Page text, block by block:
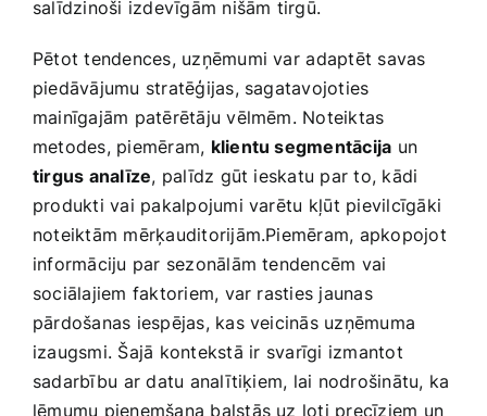
salīdzinoši izdevīgām nišām tirgū.
Pētot tendences, uzņēmumi var ⁢adaptēt savas
‍piedāvājumu stratēģijas, sagatavojoties
‌mainīgajām patērētāju ‍vēlmēm. Noteiktas
metodes, piemēram, klientu segmentācija un
tirgus analīze, palīdz ‌gūt ieskatu par to, kādi
produkti vai pakalpojumi varētu⁢ kļūt pievilcīgāki
noteiktām mērķauditorijām.Piemēram, apkopojot
informāciju par sezonālām tendencēm vai
‌sociālajiem faktoriem, var rasties jaunas
pārdošanas iespējas, kas veicinās uzņēmuma
izaugsmi. Šajā kontekstā ir⁣ svarīgi izmantot
sadarbību⁤ ar datu analītiķiem, lai ‍nodrošinātu, ka
lēmumu pieņemšana balstās uz ļoti ‍precīziem un